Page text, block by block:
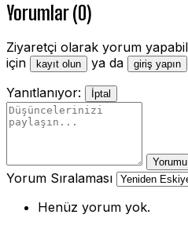
Yorumlar (0)
Ziyaretçi olarak yorum
için
kayıt olun ya da giriş yapın
Yanıtlanıyor:
İptal
Yorum Sıralaması
Henüz yorum yok.